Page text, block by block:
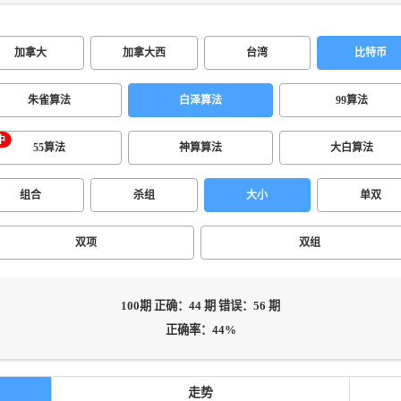
加拿大 加拿大西 台湾 比特币
朱雀算法 白泽算法 99算法
55算法 神算算法 大白算法
组合 杀组 大小 单双
双项 双组
100期 正确：44 期 错误：56 期
正确率：44%
走势